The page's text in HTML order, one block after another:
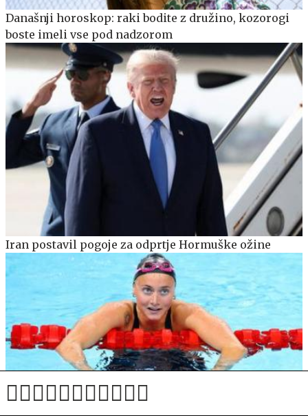
Današnji horoskop: raki bodite z družino, kozorogi
boste imeli vse pod nadzorom
Iran postavil pogoje za odprtje Hormuške ožine